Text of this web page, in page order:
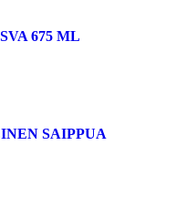
675 ML
SAIPPUA